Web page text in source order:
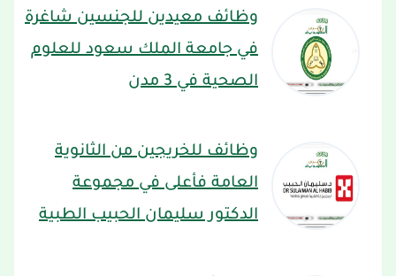
وظائف معيدين للجنسين شاغرة
في جامعة الملك سعود للعلوم
الصحية في 3 مدن
وظائف للخريجين من الثانوية
العامة فأعلى في مجموعة
الدكتور سليمان الحبيب الطبية